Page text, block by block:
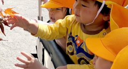
保育の特徴 園での生活